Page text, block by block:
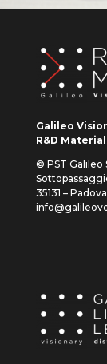
Galileo
R&D
© PST Galileo
35131 –